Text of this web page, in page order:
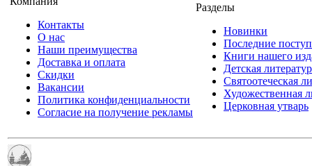
Контакты
О нас
Наши преимущества
Доставка и оплата
Скидки
Вакансии
Политика конфиденциальности
Согласие на получение рекламы
Разделы
Новинки
Последние
Книги нашего
Детская
Святоотеческая
Художественная
Церковная утварь